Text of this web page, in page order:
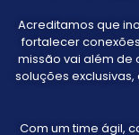
Acreditamos que
fortalecer
missão vai além de
soluções
Com um time ágil,